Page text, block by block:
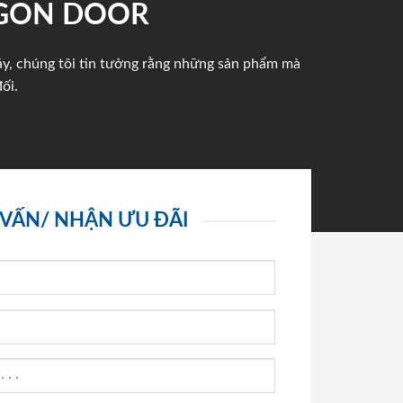
DOOR
chúng tôi tin tưởng rằng những sản phẩm mà
NHẬN ƯU ĐÃI